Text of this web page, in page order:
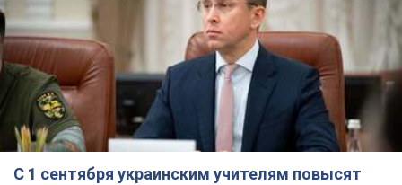
С 1 сентября украинским учителям повысят